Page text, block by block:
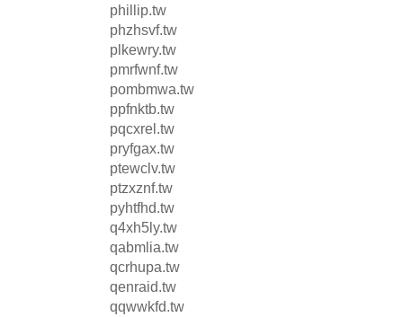
phillip.tw
phzhsvf.tw
plkewry.tw
pmrfwnf.tw
pombmwa.tw
ppfnktb.tw
pqcxrel.tw
pryfgax.tw
ptewclv.tw
ptzxznf.tw
pyhtfhd.tw
q4xh5ly.tw
qabmlia.tw
qcrhupa.tw
qenraid.tw
qqwwkfd.tw